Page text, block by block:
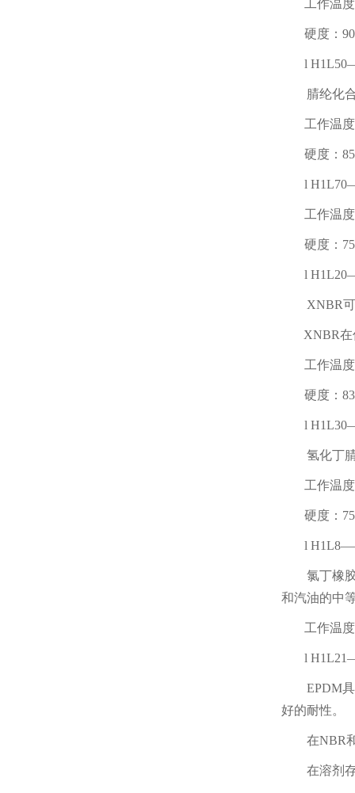
工作温
硬度：
l H1L50
腈纶化
工作温
硬度：
l H1L70
工作温
硬度：
l H1L20
XNBR
XNBR在
工作温
硬度：
l H1L30
氢化丁
工作温
硬度：
l H1L8
氯丁橡
和汽油的中
工作温
l H1L21
EPDM
好的耐性。
在NBR
在溶剂